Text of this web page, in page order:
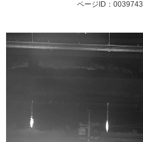
ページID：0039743